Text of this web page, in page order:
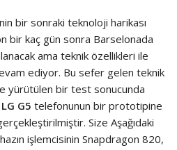
bir sonraki teknoloji harikası
bir kaç gün sonra Barselonada
ama teknik özellikleri ile
ediyor. Bu sefer gelen teknik
yürütülen bir test sonucunda
LG G5 telefonunun bir prototipine
Size Aşağıdaki
işlemcisinin Snapdragon 820,